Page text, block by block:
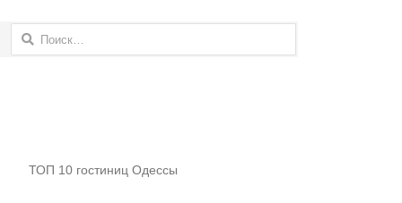
Найти:
ТОП 10 гостиниц Одессы